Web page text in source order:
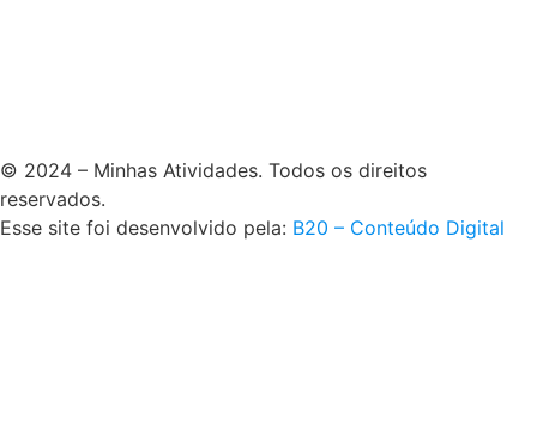
© 2024 – Minhas Atividades. Todos os direitos
reservados.
Esse site foi desenvolvido pela: B20 – Conteúdo Digital